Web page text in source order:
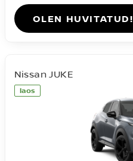
OLEN HUVITATUD!
laos
Nissan JUKE